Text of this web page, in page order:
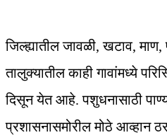
जिल्ह्यातील जावळी, खटाव,
तालुक्यातील काही गावांमध्ये
दिसून येत आहे. पशुधनासाठी
प्रशासनासमोरील मोठे आव्हान